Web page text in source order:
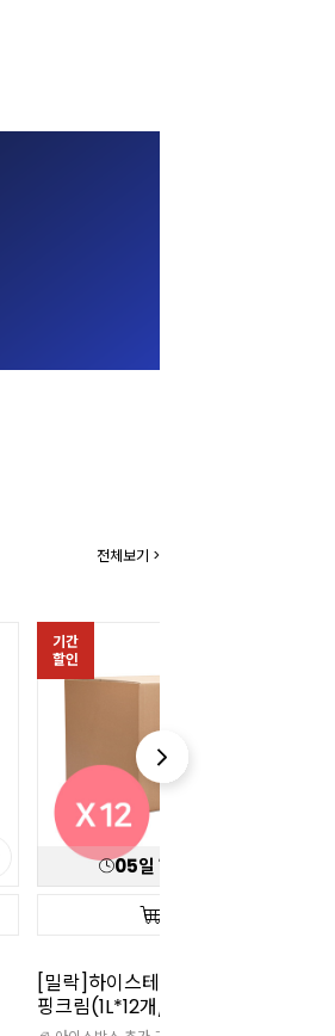
전체보기 >
[칼리바우트]2815다크(10kg/벌
크/벨기에)